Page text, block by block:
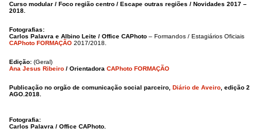
Curso modular / Foco região centro / Escape outras regiões / Novidades 2017 –
2018.
Fotografias:
Carlos Palavra e Albino Leite / Office CAPhoto – Formandos / Estagiários Oficiais
CAPhoto FORMAÇÃO 2017/2018.
Edição: (Geral)
Ana Jesus Ribeiro / Orientadora CAPhoto FORMAÇÃO
Publicação no orgão de comunicação social parceiro, Diário de Aveiro , edição 2
AGO.2018.
Fotografia:
Carlos Palavra / Office CAPhoto.